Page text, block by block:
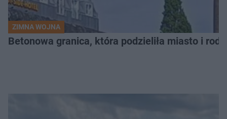
ZIMNA WOJNA
Betonowa granica, która podzieliła miasto i